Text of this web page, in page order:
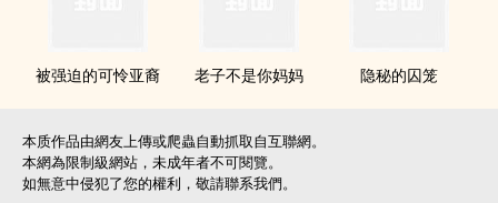
被强迫的可怜亚裔 老子不是你妈妈 隐秘的囚笼
本质作品由網友上傳或爬蟲自動抓取自互聯網。
本網為限制級網站，未成年者不可閱覽。
如無意中侵犯了您的權利，敬請聯系我們。